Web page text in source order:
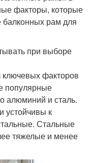
факторы, которые
балконных рам для
при выборе
факторов
популярные
алюминий и сталь.
устойчивы к
Стальные
тяжелые и менее